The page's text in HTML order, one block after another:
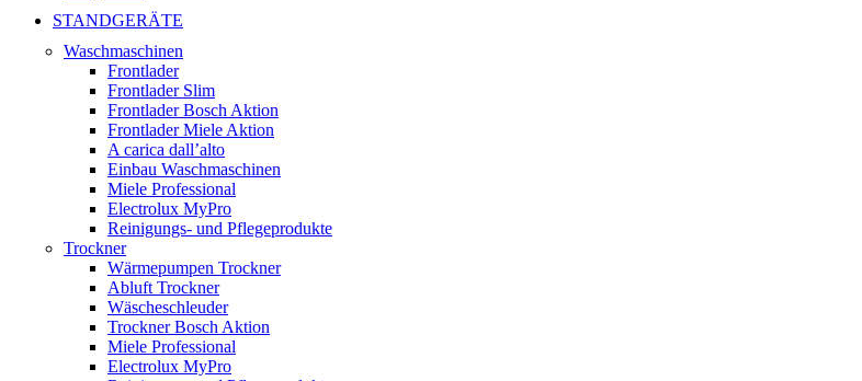
STANDGERÄTE
Waschmaschinen
Frontlader
Frontlader Slim
Frontlader Bosch Aktion
Frontlader Miele Aktion
A carica dall’alto
Einbau Waschmaschinen
Miele Professional
Electrolux MyPro
Reinigungs- und Pflegeprodukte
Trockner
Wärmepumpen Trockner
Abluft Trockner
Wäscheschleuder
Trockner Bosch Aktion
Miele Professional
Electrolux MyPro